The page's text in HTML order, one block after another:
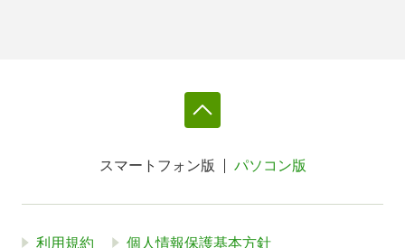
スマートフォン版 パソコン版
利用規約 個人情報保護基本方針